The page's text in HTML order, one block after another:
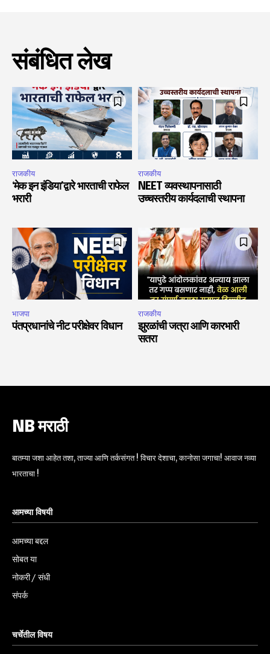
संबंधित लेख
राजकीय
‘मेक इन इंडिया’द्वारे भारताची राफेल
भरारी
राजकीय
NEET व्यवस्थापनासाठी
उच्चस्तरीय कार्यदलाची स्थापना
भाजपा
पंतप्रधानांचे नीट परीक्षेवर विधान
राजकीय
झुरळांची जत्रा आणि कारभारी
सतरा
NB मराठी
बातम्या जशा आहेत तशा, ताज्या आणि तर्कसंगत ! विचार देशाचा, कानोसा जगाचा! आवाज नव्या
भारताचा !
आमच्या विषयी
आमच्या बद्दल
सोबत या
नोकरी / संधी
संपर्क
चर्चेतील विषय